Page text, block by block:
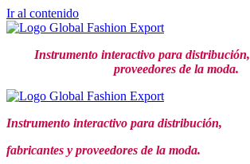
Ir al contenido
Instrumento interactivo para distribución,
proveedores de la moda.
Instrumento interactivo para distribución,
fabricantes y proveedores de la moda.